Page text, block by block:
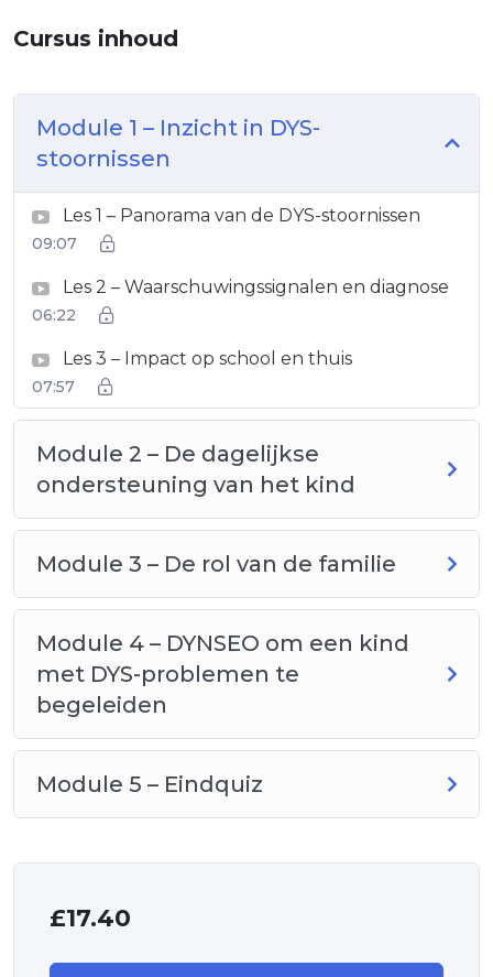
Cursus inhoud
Module 1 – Inzicht in DYS-
stoornissen
Les 1 – Panorama van de DYS-stoornissen
09:07
Les 2 – Waarschuwingssignalen en diagnose
06:22
Les 3 – Impact op school en thuis
07:57
Module 2 – De dagelijkse
ondersteuning van het kind
Module 3 – De rol van de familie
Module 4 – DYNSEO om een kind
met DYS-problemen te
begeleiden
Module 5 – Eindquiz
£17.40